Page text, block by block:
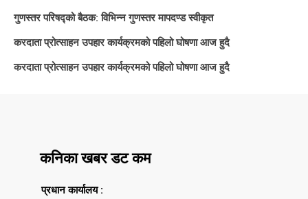
गुणस्तर परिषद्को बैठक: विभिन्न गुणस्तर मापदण्ड स्वीकृत
करदाता प्रोत्साहन उपहार कार्यक्रमको पहिलो घोषणा आज हुदै
करदाता प्रोत्साहन उपहार कार्यक्रमको पहिलो घोषणा आज हुदै
कनिका खबर डट कम
प्रधान कार्यालय :